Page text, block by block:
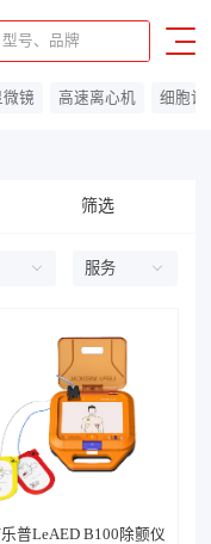
微镜 高速离心机 细胞计
筛选
服务
普LeAED B100除颤仪